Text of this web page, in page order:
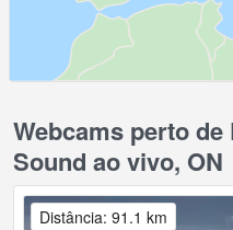
Webcams perto
Sound ao vivo, ON
Distância: 91.1 km